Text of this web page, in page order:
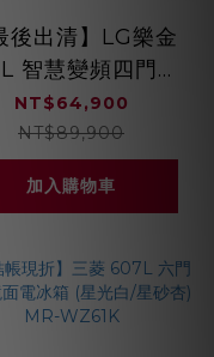
後出清】LG樂金
智慧變頻四門對
箱 GR-BLF61BE
NT$64,900
NT$89,900
加入購物車